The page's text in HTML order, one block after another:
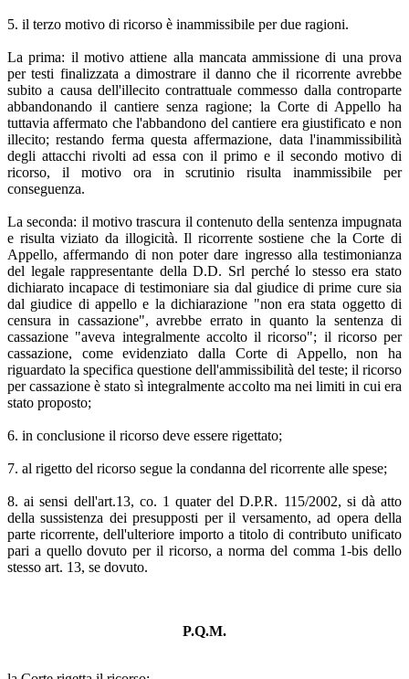
5. il terzo motivo di ricorso è inammissibile per due ragioni.
La prima: il motivo attiene alla mancata ammissione di una prova
per testi finalizzata a dimostrare il danno che il ricorrente avrebbe
subito a causa dell'illecito contrattuale commesso dalla controparte
abbandonando il cantiere senza ragione; la Corte di Appello ha
tuttavia affermato che l'abbandono del cantiere era giustificato e non
illecito; restando ferma questa affermazione, data l'inammissibilità
degli attacchi rivolti ad essa con il primo e il secondo motivo di
ricorso, il motivo ora in scrutinio risulta inammissibile per
conseguenza.
La seconda: il motivo trascura il contenuto della sentenza impugnata
e risulta viziato da illogicità. Il ricorrente sostiene che la Corte di
Appello, affermando di non poter dare ingresso alla testimonianza
del legale rappresentante della D.D. Srl perché lo stesso era stato
dichiarato incapace di testimoniare sia dal giudice di prime cure sia
dal giudice di appello e la dichiarazione "non era stata oggetto di
censura in cassazione", avrebbe errato in quanto la sentenza di
cassazione "aveva integralmente accolto il ricorso"; il ricorso per
cassazione, come evidenziato dalla Corte di Appello, non ha
riguardato la specifica questione dell'ammissibilità del teste; il ricorso
per cassazione è stato sì integralmente accolto ma nei limiti in cui era
stato proposto;
6. in conclusione il ricorso deve essere rigettato;
7. al rigetto del ricorso segue la condanna del ricorrente alle spese;
8. ai sensi dell'art.13, co. 1 quater del D.P.R. 115/2002, si dà atto
della sussistenza dei presupposti per il versamento, ad opera della
parte ricorrente, dell'ulteriore importo a titolo di contributo unificato
pari a quello dovuto per il ricorso, a norma del comma 1-bis dello
stesso art. 13, se dovuto.
P.Q.M.